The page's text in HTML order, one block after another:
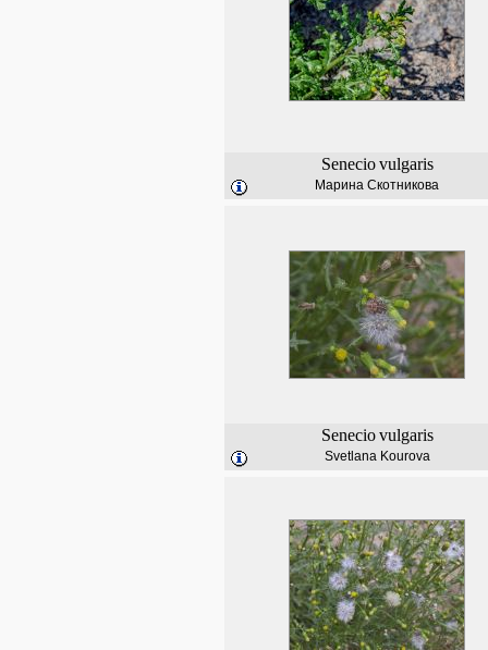
Senecio vulgaris
Марина Скотникова
Senecio vulgaris
Svetlana Kourova